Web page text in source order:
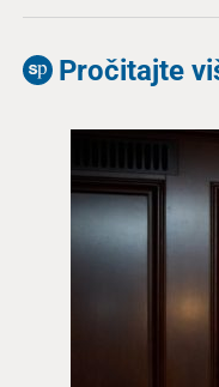
Pročitajte